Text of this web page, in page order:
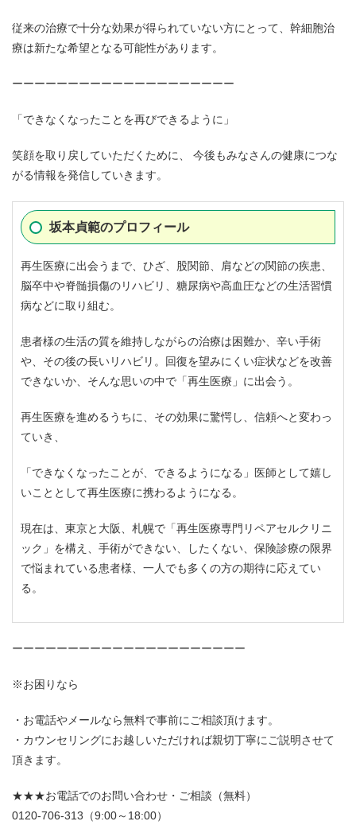
従来の治療で十分な効果が得られていない方にとって、幹細胞治
療は新たな希望となる可能性があります。
ーーーーーーーーーーーーーーーーーーーー
「できなくなったことを再びできるように」
笑顔を取り戻していただくために、 今後もみなさんの健康につな
がる情報を発信していきます。
坂本貞範のプロフィール
再生医療に出会うまで、ひざ、股関節、肩などの関節の疾患、
脳卒中や脊髄損傷のリハビリ、糖尿病や高血圧などの生活習慣
病などに取り組む。
患者様の生活の質を維持しながらの治療は困難か、辛い手術
や、その後の長いリハビリ。回復を望みにくい症状などを改善
できないか、そんな思いの中で「再生医療」に出会う。
再生医療を進めるうちに、その効果に驚愕し、信頼へと変わっ
ていき、
「できなくなったことが、できるようになる」医師として嬉し
いこととして再生医療に携わるようになる。
現在は、東京と大阪、札幌で「再生医療専門リペアセルクリニ
ック」を構え、手術ができない、したくない、保険診療の限界
で悩まれている患者様、一人でも多くの方の期待に応えてい
る。
ーーーーーーーーーーーーーーーーーーーーー
※お困りなら
お電話やメールなら無料で事前にご相談頂けます。
カウンセリングにお越しいただければ親切丁寧にご説明させて
頂きます。
★★★お電話でのお問い合わせ・ご相談（無料）
0120-706-313（9:00～18:00）